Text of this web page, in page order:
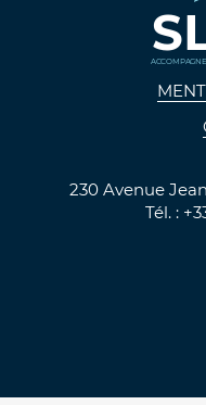
230 Avenue
Tél. :